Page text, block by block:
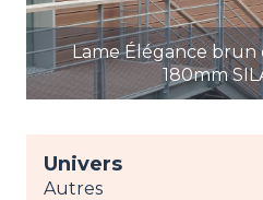
Lame Élégance
180mm
Univers
Autres